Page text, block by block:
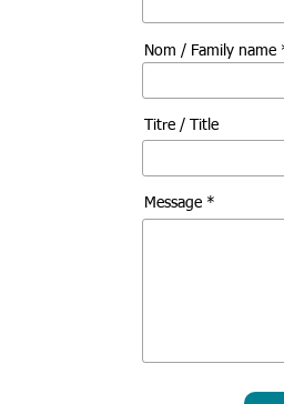
Nom / Family name
Titre / Title
Message *